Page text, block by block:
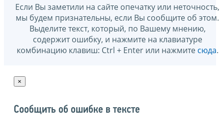
Если Вы заметили на сайте опечатку или неточность,
мы будем признательны, если Вы сообщите об этом.
Выделите текст, который, по Вашему мнению,
содержит ошибку, и нажмите на клавиатуре
комбинацию клавиш: Ctrl + Enter или нажмите сюда.
×
Сообщить об ошибке в тексте